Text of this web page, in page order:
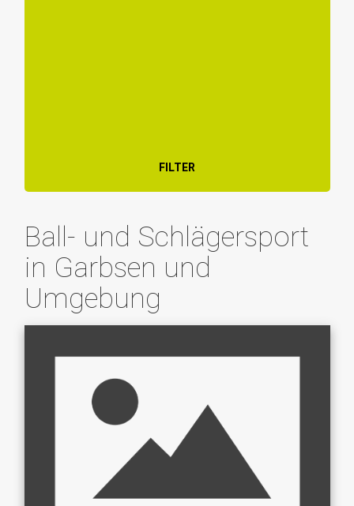
FILTER
Ball- und Schlägersport
in Garbsen und
Umgebung